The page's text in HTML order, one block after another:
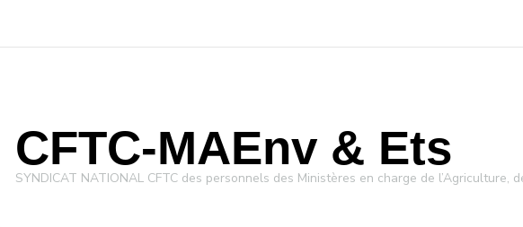
CFTC-MAEnv & Ets
SYNDICAT NATIONAL CFTC des personnels des Ministères en charge de l’Agriculture,